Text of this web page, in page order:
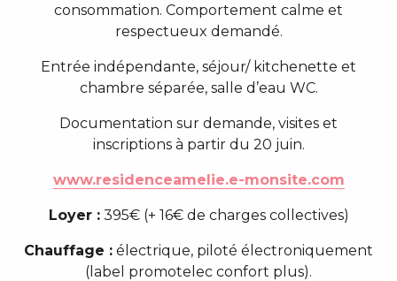
consommation. Comportement calme et
respectueux demandé.
Entrée indépendante, séjour/ kitchenette et
chambre séparée, salle d’eau WC.
Documentation sur demande, visites et
inscriptions à partir du 20 juin.
www.residenceamelie.e-monsite.com
Loyer :395€ (+ 16€ de charges collectives)
Chauffage : électrique, piloté électroniquement
(label promotelec confort plus).